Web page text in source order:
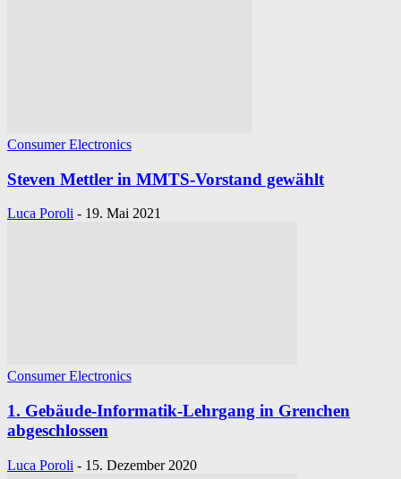
Consumer Electronics
Steven Mettler in MMTS-Vorstand gewählt
Luca Poroli - 19. Mai 2021
Consumer Electronics
1. Gebäude-Informatik-Lehrgang in Grenchen
abgeschlossen
Luca Poroli - 15. Dezember 2020